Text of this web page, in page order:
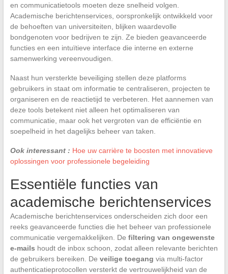
en communicatietools moeten deze snelheid volgen.
Academische berichtenservices, oorspronkelijk ontwikkeld voor
de behoeften van universiteiten, blijken waardevolle
bondgenoten voor bedrijven te zijn. Ze bieden geavanceerde
functies en een intuïtieve interface die interne en externe
samenwerking vereenvoudigen.
Naast hun versterkte beveiliging stellen deze platforms
gebruikers in staat om informatie te centraliseren, projecten te
organiseren en de reactietijd te verbeteren. Het aannemen van
deze tools betekent niet alleen het optimaliseren van
communicatie, maar ook het vergroten van de efficiëntie en
soepelheid in het dagelijks beheer van taken.
Ook interessant : Hoe uw carrière te boosten met innovatieve
oplossingen voor professionele begeleiding
Essentiële functies van
academische berichtenservices
Academische berichtenservices onderscheiden zich door een
reeks geavanceerde functies die het beheer van professionele
communicatie vergemakkelijken. De filtering van ongewenste
e-mails houdt de inbox schoon, zodat alleen relevante berichten
de gebruikers bereiken. De veilige toegang via multi-factor
authenticatieprotocollen versterkt de vertrouwelijkheid van de